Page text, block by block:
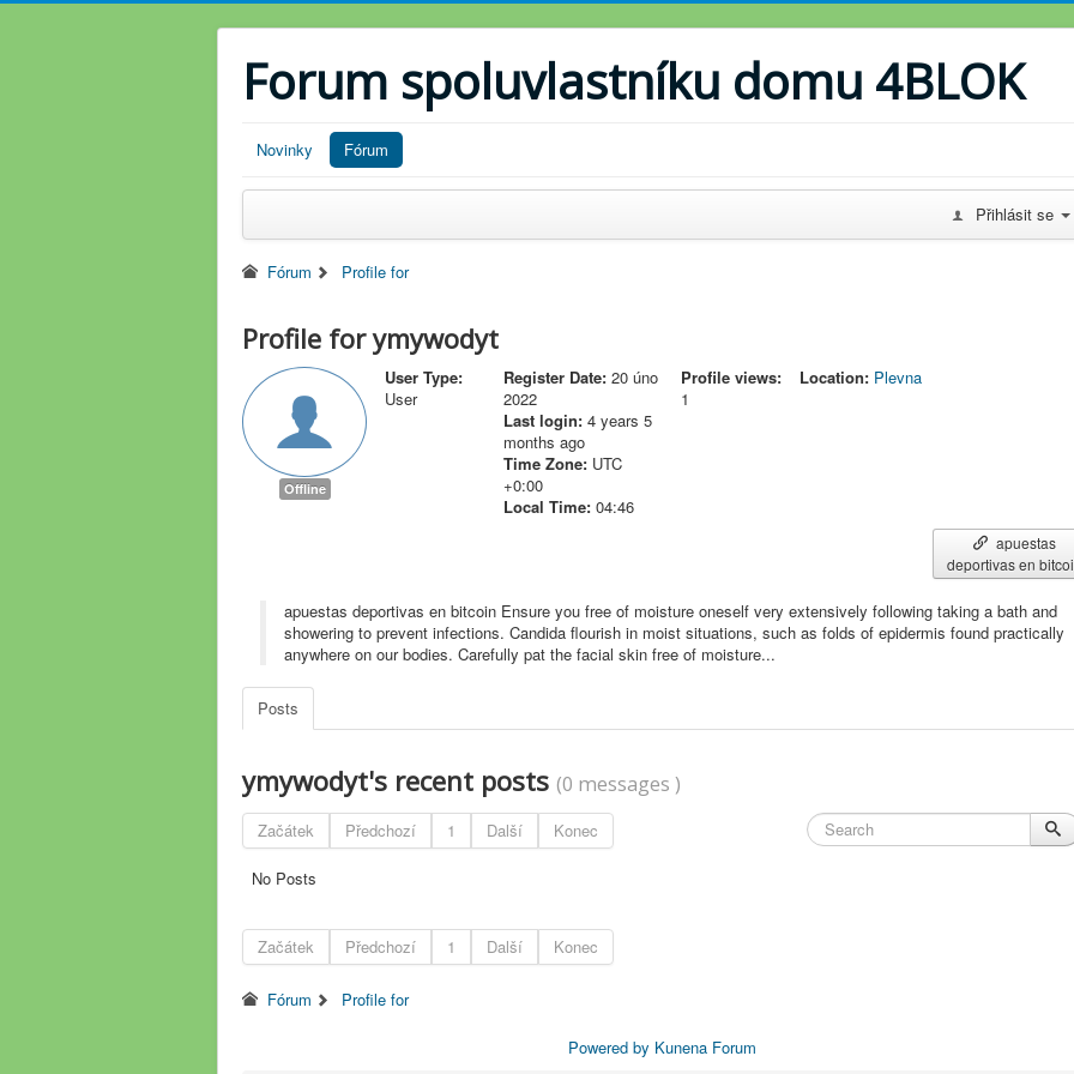
Forum spoluvlastníku domu 4BLOK
Novinky Fórum
Přihlásit se
Fórum Profile for
Profile for ymywodyt
Offline
User Type:
User
Register Date: 20 úno
2022
Last login: 4 years 5
months ago
Time Zone: UTC
+0:00
Local Time: 04:46
Profile views:
1
Location: Plevna
apuestas
deportivas en
apuestas deportivas en bitcoin Ensure you free of moisture oneself very extensively following taking a bath and
showering to prevent infections. Candida flourish in moist situations, such as folds of epidermis found practically
anywhere on our bodies. Carefully pat the facial skin free of moisture...
Posts
ymywodyt's recent posts (0 messages )
Začátek Předchozí 1 Další Konec
No Posts
Začátek Předchozí 1 Další Konec
Fórum Profile for
Powered by Kunena Forum